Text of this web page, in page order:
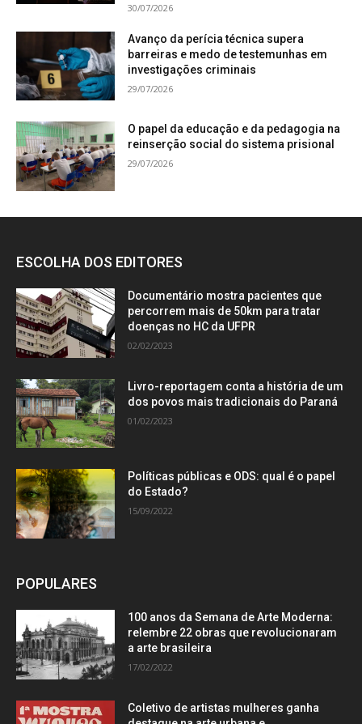
30/07/2026
Avanço da perícia técnica supera
barreiras e medo de testemunhas em
investigações criminais
29/07/2026
O papel da educação e da pedagogia na
reinserção social do sistema prisional
29/07/2026
ESCOLHA DOS EDITORES
Documentário mostra pacientes que
percorrem mais de 50km para tratar
doenças no HC da UFPR
02/02/2023
Livro-reportagem conta a história de um
dos povos mais tradicionais do Paraná
01/02/2023
Políticas públicas e ODS: qual é o papel
do Estado?
15/09/2022
POPULARES
100 anos da Semana de Arte Moderna:
relembre 22 obras que revolucionaram
a arte brasileira
17/02/2022
Coletivo de artistas mulheres ganha